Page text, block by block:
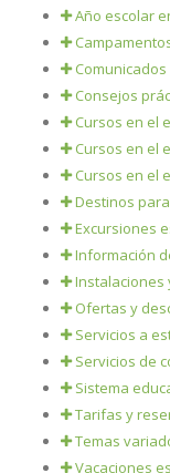
Año escolar
Comunicados
Consejos
Cursos en el
Cursos en el
Cursos en el
Destinos
Excursiones
Información
Instalaciones
Ofertas y
Servicios a
Servicios de
Sistema
Tarifas y
Temas
Vacaciones